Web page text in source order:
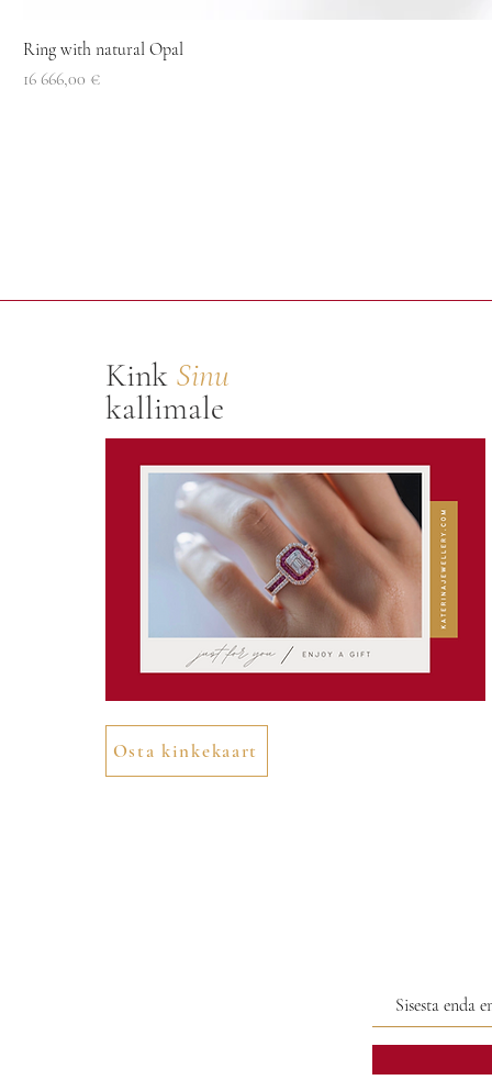
Ring with natural Opal
Price
16 666,00 €
Kink Sinu
kallimale
Osta kinkekaart